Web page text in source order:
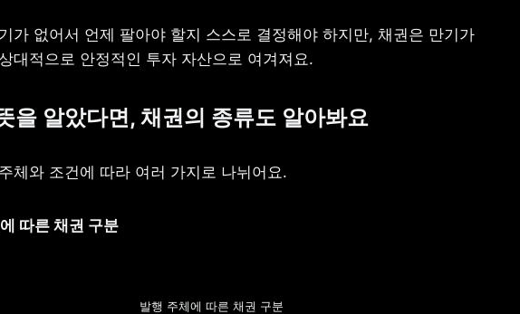
가 없어서 언제 팔아야 할지 스스로 결정해야 하지만, 채권은 만기가
대적으로 안정적인 투자 자산으로 여겨져요.
을 알았다면, 채권의 종류도 알아봐요
체와 조건에 따라 여러 가지로 나뉘어요.
따른 채권 구분
발행 주체에 따른 채권 구분